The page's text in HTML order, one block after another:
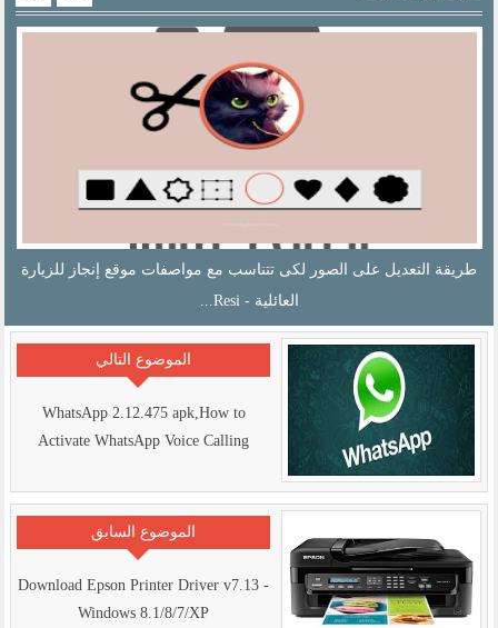
طريقة التعديل على الصور لكى تتناسب مع مواصفات موقع إنجاز للزيارة
العائلية - Resi...
الموضوع التالي
WhatsApp 2.12.475 apk,How to
Activate WhatsApp Voice Calling
الموضوع السابق
Download Epson Printer Driver v7.13 -
Windows 8.1/8/7/XP